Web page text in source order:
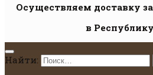
Осуществляем доставку
в
Найти: